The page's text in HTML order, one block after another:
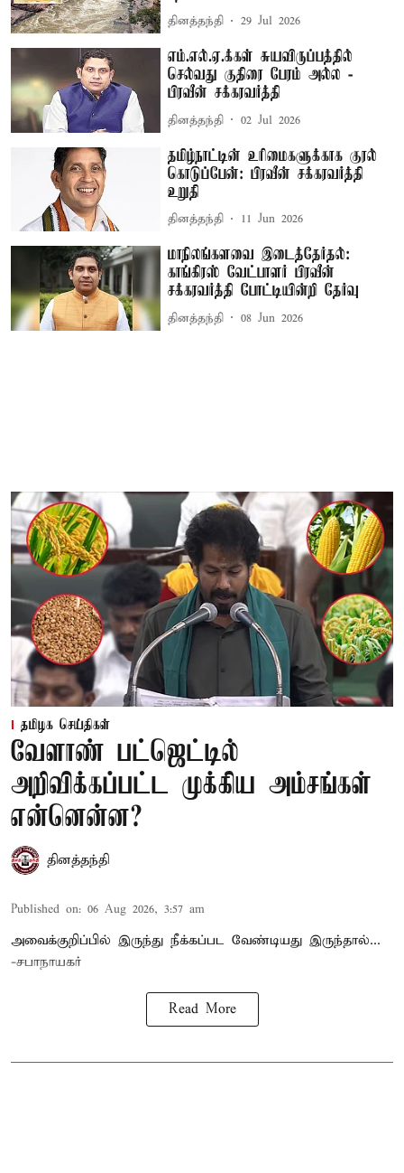
தினத்தந்தி 29 Jul 2026
எம்.எல்.ஏ.க்கள் சுயவிருப்பத்தில்
செல்வது குதிரை பேரம் அல்ல -
பிரவீன் சக்கரவர்த்தி
தினத்தந்தி 02 Jul 2026
தமிழ்நாட்டின் உரிமைகளுக்காக குரல்
கொடுப்பேன்: பிரவீன் சக்கரவர்த்தி
உறுதி
தினத்தந்தி 11 Jun 2026
மாநிலங்களவை இடைத்தேர்தல்:
காங்கிரஸ் வேட்பாளர் பிரவீன்
சக்கரவர்த்தி போட்டியின்றி தேர்வு
தினத்தந்தி 08 Jun 2026
தமிழக செய்திகள்
வேளாண் பட்ஜெட்டில்
அறிவிக்கப்பட்ட முக்கிய அம்சங்கள்
என்னென்ன?
தினத்தந்தி
Published on: 06 Aug 2026, 3:57 am
அவைக்குறிப்பில் இருந்து நீக்கப்பட வேண்டியது இருந்தால்...
-சபாநாயகர்
Read More